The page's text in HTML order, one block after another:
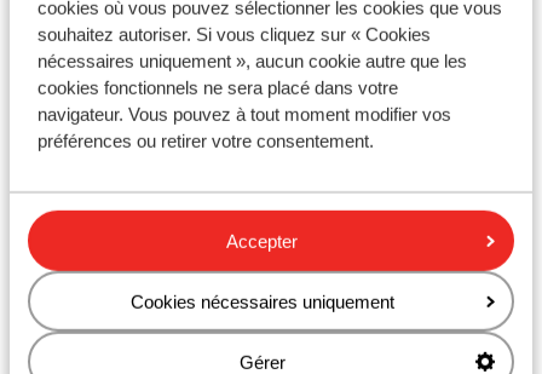
cookies où vous pouvez sélectionner les cookies que vous
souhaitez autoriser. Si vous cliquez sur « Cookies
nécessaires uniquement », aucun cookie autre que les
cookies fonctionnels ne sera placé dans votre
navigateur. Vous pouvez à tout moment modifier vos
préférences ou retirer votre consentement.
Accepter
Cookies nécessaires uniquement
Gérer
Distance jusqu'aux remontées mécaniques
environ 100 mètres
Distance jusqu'a l'école de ski environ 500 mètres
Forfait, cours et matériel de ski
Forfait remontées mécaniques
Cours de ski
Matériel de ski